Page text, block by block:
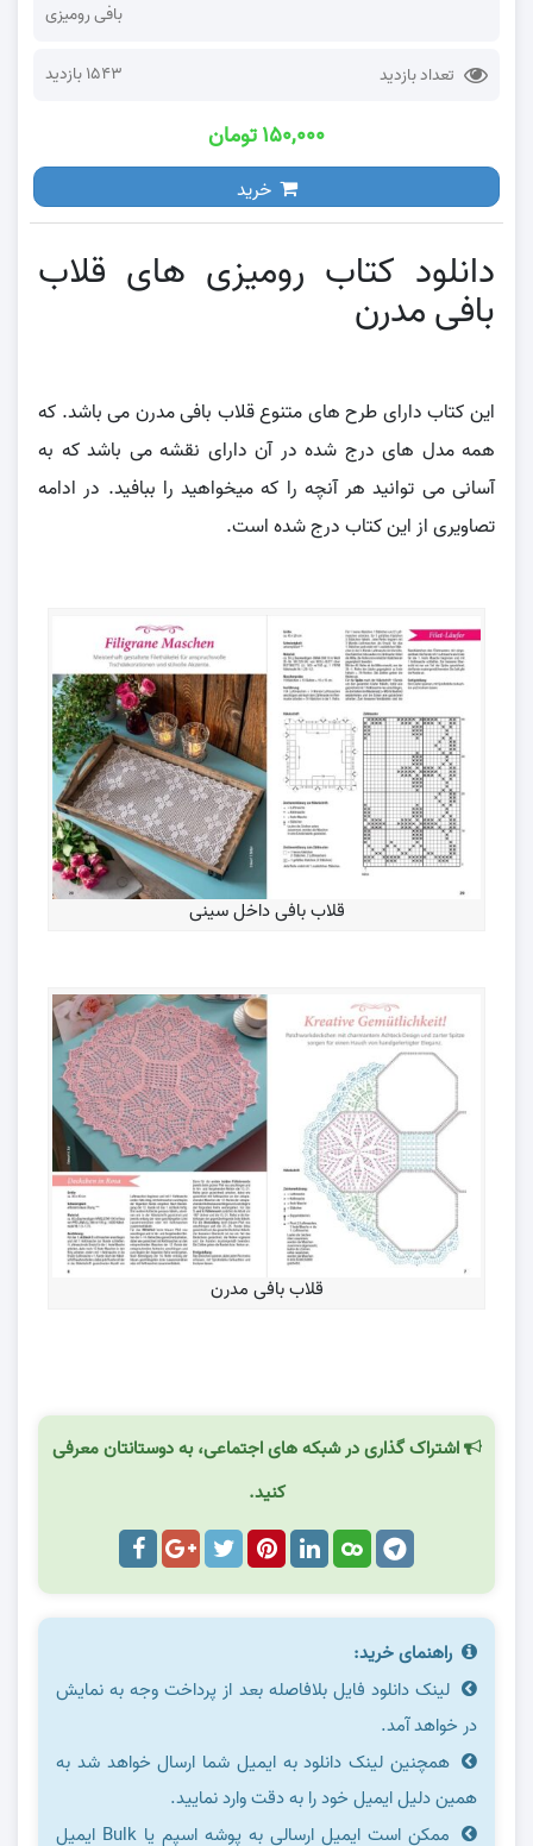
بافی رومیزی
تعداد بازدید 1543 بازدید
۱۵۰,۰۰۰ تومان
خرید
دانلود کتاب رومیزی های قلاب
بافی مدرن
این کتاب دارای طرح های متنوع قلاب بافی مدرن می باشد. که
همه مدل های درج شده در آن دارای نقشه می باشد که به
آسانی می توانید هر آنچه را که میخواهید را ببافید. در ادامه
تصاویری از این کتاب درج شده است.
قلاب بافی داخل سینی
قلاب بافی مدرن
اشتراک گذاری در شبکه های اجتماعی، به دوستانتان معرفی
کنید.
راهنمای خرید:
لینک دانلود فایل بلافاصله بعد از پرداخت وجه به نمایش
در خواهد آمد.
همچنین لینک دانلود به ایمیل شما ارسال خواهد شد به
همین دلیل ایمیل خود را به دقت وارد نمایید.
ممکن است ایمیل ارسالی به پوشه اسپم یا Bulk ایمیل